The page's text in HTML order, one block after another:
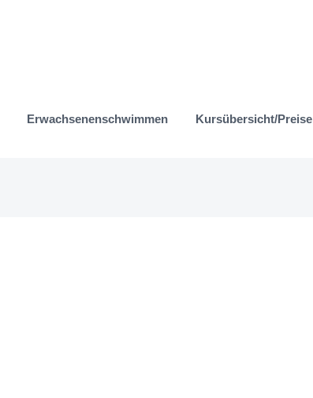
Erwachsenenschwimmen Kursübersicht/Preise